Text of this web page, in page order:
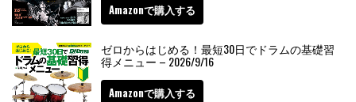
Amazonで購入する
ゼロからはじめる！最短30日でドラムの基礎習
得メニュー – 2026/9/16
Amazonで購入する